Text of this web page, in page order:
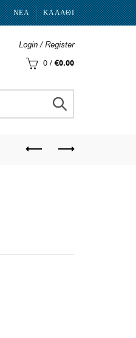
ΝΕΑ ΚΑΛΑΘΙ
Login / Register
0 / €0.00